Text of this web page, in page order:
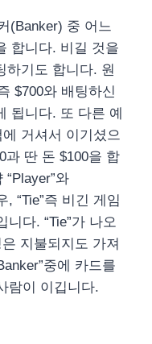
(Banker) 중 어느
합니다. 비길 것을
하기도 합니다. 원
$700와 배팅하신
됩니다. 또 다른 예
거셔서 이기셨으
과 딴 돈 $100을 합
와
, “Tie”즉 비긴 게임
다. “Tie”가 나오
은 지불되지도 가져
중에 카드를
람이 이깁니다.